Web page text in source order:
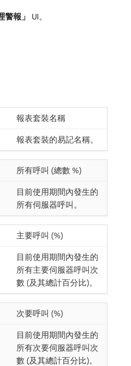
警報」 UI。
報表套裝名稱
報表套裝的易記名稱。
所有呼叫 (總數 %)
目前使用期間內發生的
所有伺服器呼叫。
主要呼叫 (%)
目前使用期間內發生的
所有主要伺服器呼叫次
數 (及其總計百分比)。
次要呼叫 (%)
目前使用期間內發生的
所有次要伺服器呼叫次
數 (及其總計百分比)。